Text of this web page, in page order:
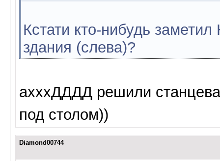
Кстати кто-нибудь
здания (слева)?
ахххДДДД решили
под столом))
Diamond00744